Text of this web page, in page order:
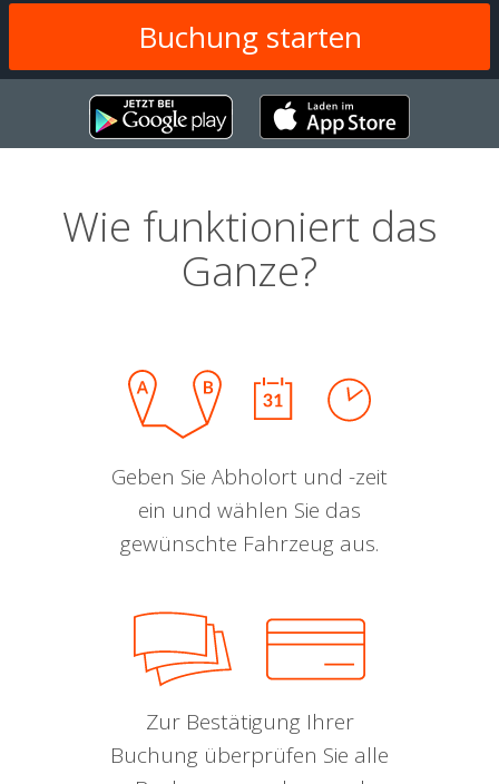
Wie funktioniert das
Ganze?
Geben Sie Abholort und -zeit
ein und wählen Sie das
gewünschte Fahrzeug aus.
Zur Bestätigung Ihrer
Buchung überprüfen Sie alle